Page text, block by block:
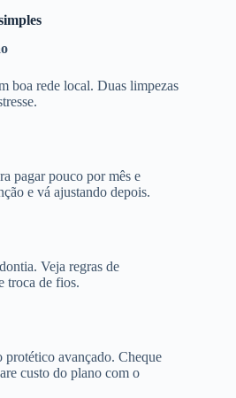
boa rede local. Duas limpezas
pagar pouco por mês e
e vá ajustando depois.
Veja regras de
troca de fios.
avançado. Cheque
custo do plano com o